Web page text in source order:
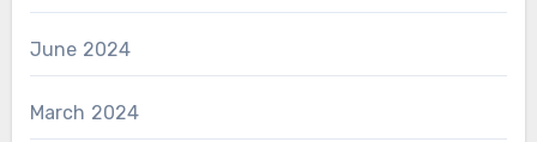
June 2024
March 2024